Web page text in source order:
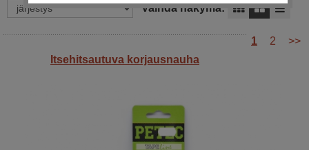
Vaihda näkymä:
1 2
>>
Itsehitsautuva korjausnauha